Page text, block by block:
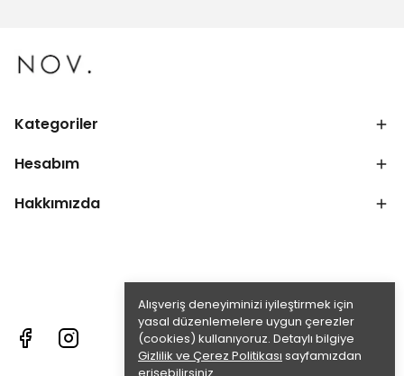
Alışveriş deneyiminizi iyileştirmek için
yasal düzenlemelere uygun çerezler
(cookies) kullanıyoruz. Detaylı bilgiye
Gizlilik ve Çerez Politikası sayfamızdan
Kategoriler
Hesabım
Hakkımızda